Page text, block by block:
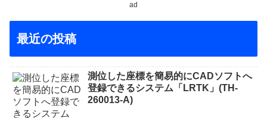
ad
最近の投稿
測位した座標を簡易的にCADソフトへ
登録できるシステム「LRTK」(TH-
260013-A)